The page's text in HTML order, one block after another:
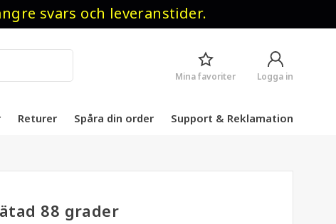
svars och leveranstider.
Logga in
Mina favoriter
Returer Spåra din order Support & Reklamation
88 grader